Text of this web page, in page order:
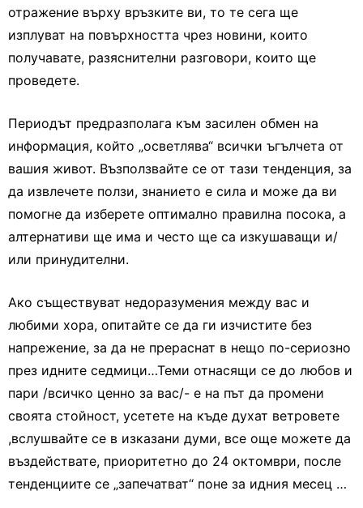
отражение върху връзките ви, то те сега ще
изплуват на повърхността чрез новини, които
получавате, разяснителни разговори, които ще
проведете.
Периодът предразполага към засилен обмен на
информация, който „осветлява“ всички ъгълчета от
вашия живот. Възползвайте се от тази тенденция, за
да извлечете ползи, знанието е сила и може да ви
помогне да изберете оптимално правилна посока, а
алтернативи ще има и често ще са изкушаващи и/
или принудителни.
Ако съществуват недоразумения между вас и
любими хора, опитайте се да ги изчистите без
напрежение, за да не прераснат в нещо по-сериозно
през идните седмици…Теми отнасящи се до любов и
пари /всичко ценно за вас/- е на път да промени
своята стойност, усетете на къде духат ветровете
,вслушвайте се в изказани думи, все още можете да
въздействате, приоритетно до 24 октомври, после
тенденциите се „запечатват“ поне за идния месец …